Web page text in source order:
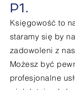
P1.
Księgowość to
staramy się by
zadowoleni z
Możesz być
profesjonalne